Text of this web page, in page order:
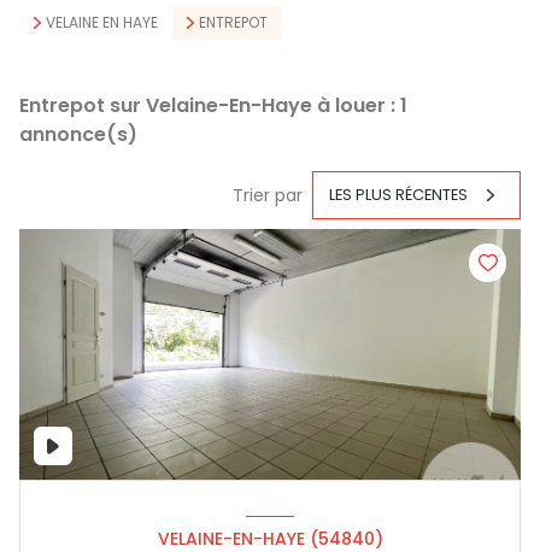
VELAINE EN HAYE
ENTREPOT
Entrepot sur Velaine-En-Haye à louer :1
annonce(s)
Trier par LES PLUS RÉCENTES
VELAINE-EN-HAYE (54840)